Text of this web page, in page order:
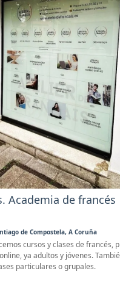
Academia de francés
de Compostela, A Coruña
cursos y clases de francés,
ya adultos y jóvenes.
particulares o grupales.